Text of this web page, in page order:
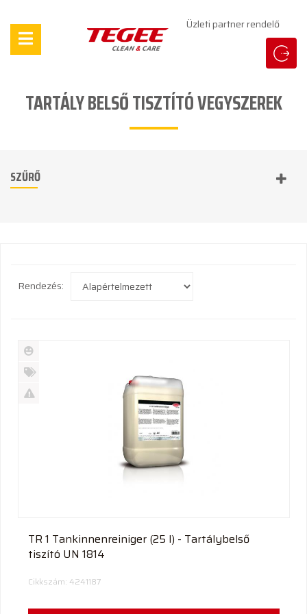
Üzleti partner rendelő
TARTÁLY BELSŐ TISZTÍTÓ VEGYSZEREK
SZŰRŐ
Rendezés:
Új
termék
%
TR 1 Tankinnenreiniger (25 l) - Tartálybelső
tiszító UN 1814
Cikkszám: 4241187